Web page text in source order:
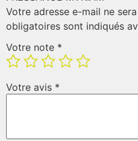
Votre adresse e-mail ne
obligatoires sont indiqués
Votre note *
Votre avis *